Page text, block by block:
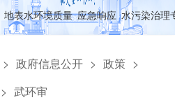
地表水环境质量 应急响应 水污染治理
> 政府信息公开 > 政策 >
> 武环审